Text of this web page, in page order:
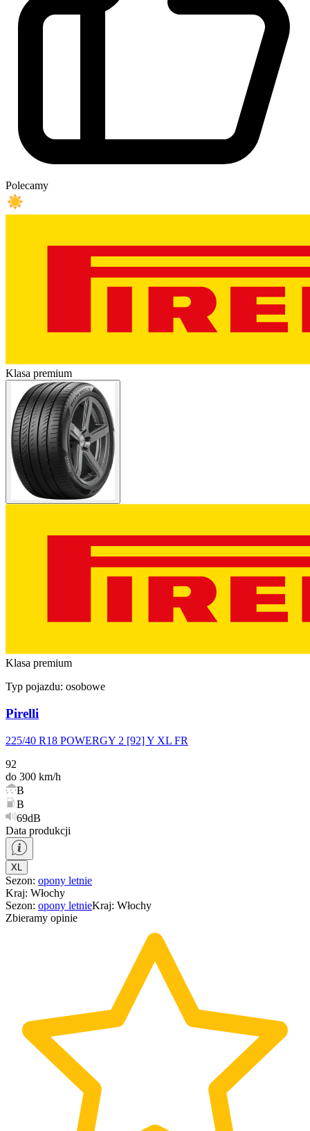
Polecamy
Klasa premium
Klasa premium
Typ pojazdu: osobowe
Pirelli
225/40 R18 POWERGY 2 [92] Y XL FR
92
do 300 km/h
B
B
69dB
Data produkcji
XL
Sezon: opony letnie
Kraj: Włochy
Sezon: opony letnieKraj: Włochy
Zbieramy opinie